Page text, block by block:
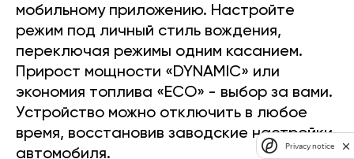
мобильному приложению. Настройте
режим под личный стиль вождения,
переключая режимы одним касанием.
Прирост мощности «DYNAMIC» или
экономия топлива «ECO» - выбор за вами.
Устройство можно отключить в любое
время, восстановив заводские настройки
автомобиля.
Privacy notice